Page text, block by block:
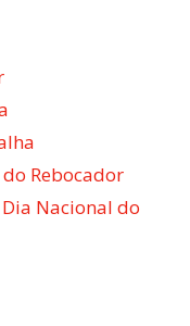
Rebocador
Nacional do